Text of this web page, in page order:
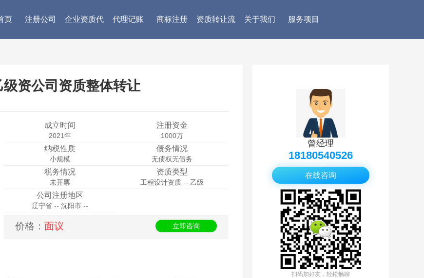
页 注册公司 企业资质代 代理记账 商标注册 资质转让流 关于我们 服务项目
资公司资质整体转让
成立时间
2021年
注册资金
1000万
纳税性质
小规模
债务情况
无债权无债务
税务情况
未开票
资质类型
工程设计资质 -- 乙级
公司注册地区
辽宁省 -- 沈阳市 --
价格： 面议 立即咨询
曾经理
18180540526
在线咨询
扫码加好友，轻松畅聊